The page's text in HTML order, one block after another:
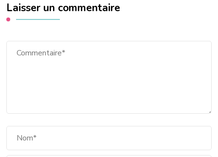
Laisser un commentaire